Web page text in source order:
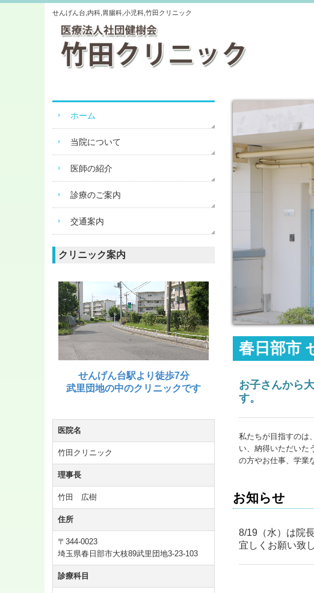
せんげん台,内科,胃腸科,小児科,竹田クリニック
ホーム
当院について
医師の紹介
診療のご案内
交通案内
クリニック案内
せんげん台駅より徒歩7分
武里団地の中のクリニックです
医院名
竹田クリニック
理事長
竹田 広樹
住所
〒344-0023
埼玉県春日部市大枝89武里団地3-23-103
診療科目
春日部市
お子さんから
す。
私たちが目指すのは
い、納得いただいた
の方やお仕事、学業
お知らせ
8/19（水）は院
宜しくお願い致